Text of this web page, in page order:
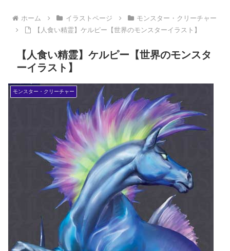
ホーム イラストページ
モンスター・クリーチャー
【人食い精霊】ケルピー【世界のモンスターイラスト】
【人食い精霊】ケルピー【世界のモンスタ
ーイラスト】
モンスター・クリーチャー